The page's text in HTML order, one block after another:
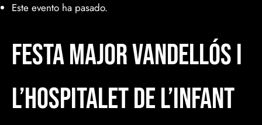
Este evento ha pasado.
Festa Major Vandellós i
l’Hospitalet de l’Infant